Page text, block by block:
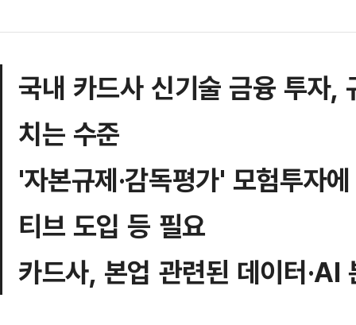
국내 카드사 신기술 금융 투자,
치는 수준
'자본규제·감독평가' 모험투자
티브 도입 등 필요
카드사, 본업 관련된 데이터·AI